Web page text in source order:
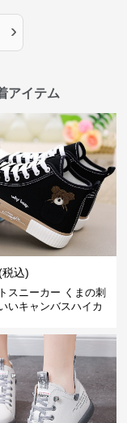
›
アイテム
税込)
スニーカー くまの刺
いキャンバスハイカ